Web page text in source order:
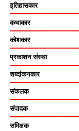
इतिहासकार
कथाकार
कोशकार
प्रकाशन संस्था
शब्दांकनकार
संकलक
संपादक
समिक्षक